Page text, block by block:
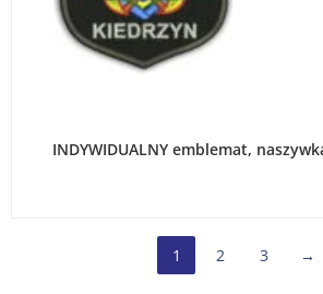
INDYWIDUALNY emblemat,
1 2 3 →